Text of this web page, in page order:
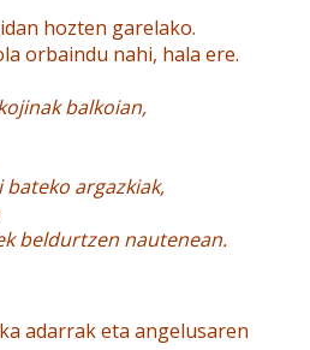
hozten garelako.
orbaindu nahi, hala ere.
balkoian,
bateko argazkiak,
beldurtzen nautenean.
adarrak eta angelusaren